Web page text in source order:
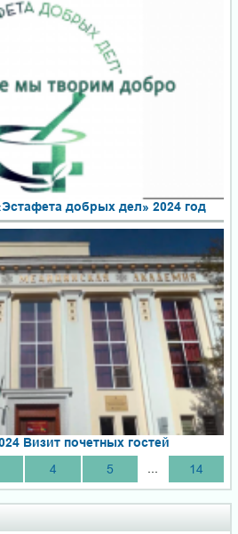
добрых дел» 2024 год
Визит почетных гостей
4 5 ... 14